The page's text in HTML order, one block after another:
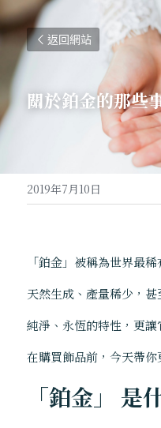
返回網站
關於鉑金的那些
2019年7月10日
「鉑金」被稱為世界最
天然生成、產量稀少，
純淨、永恆的特性，更
在購買飾品前，今天帶
「鉑金」 是